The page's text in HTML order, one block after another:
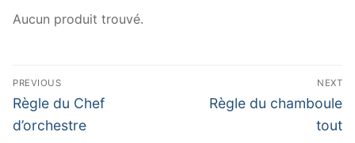
Aucun produit trouvé.
Navigation
de
l’article
PREVIOUS
Previous
post:
Règle du Chef
d’orchestre
NEXT
Next
Règle du chamboule
tout